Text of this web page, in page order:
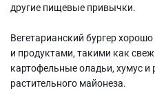
другие пищевые привычки.
Вегетарианский бургер
и продуктами, такими как
картофельные оладьи, хумус
растительного майонеза.